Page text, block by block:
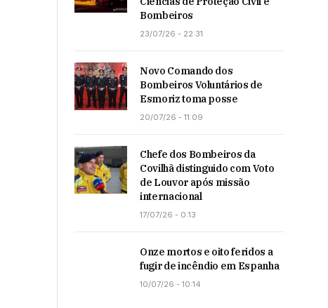
Bombeiros
23/07/26 - 22:31
Novo Comando dos
Bombeiros Voluntários de
Esmoriz toma posse
20/07/26 - 11:09
Chefe dos Bombeiros da
Covilhã distinguido com Voto
de Louvor após missão
internacional
17/07/26 - 0:13
Onze mortos e oito feridos a
fugir de incêndio em Espanha
10/07/26 - 10:14